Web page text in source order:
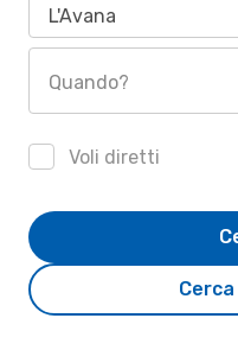
L'Avana
Quando?
Voli diretti